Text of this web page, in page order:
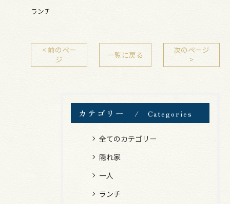
ランチ
< 前のペー
ジ
一覧に戻る
次のページ
>
カテゴリー Categories
全てのカテゴリー
隠れ家
一人
ランチ